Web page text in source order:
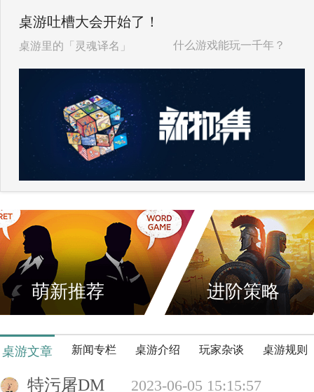
桌游吐槽大会开始了！
桌游里的「灵魂译名」 什么游戏能玩一千年？
萌新推荐 进阶策略
桌游文章 新闻专栏 桌游介绍 玩家杂谈 桌游规则
特污屠DM 2023-06-05 15:15:57